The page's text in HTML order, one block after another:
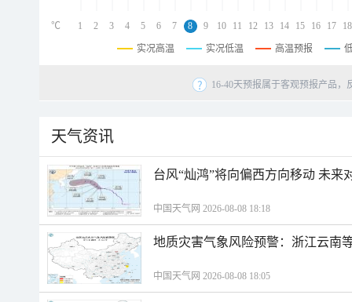
1 2 3 4 5 6 7 8 9 10 11 12 13 14 15 16 17 18
℃
实况高温 实况低温 高温预报
16-40天预报属于客观预报产品
天气资讯
台风“灿鸿”将向偏西方向移动 未来
中国天气网 2026-08-08 18:18
地质灾害气象风险预警：浙江云南
中国天气网 2026-08-08 18:05